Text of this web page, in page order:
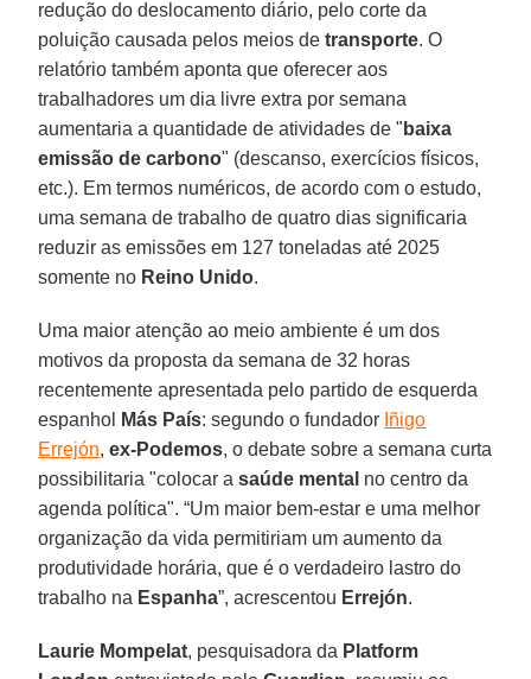
redução do deslocamento diário, pelo corte da
poluição causada pelos meios detransporte. O
relatório também aponta que oferecer aos
trabalhadores um dia livre extra por semana
aumentaria a quantidade de atividades de " baixa
emissão de carbono" (descanso, exercícios físicos,
etc.). Em termos numéricos, de acordo com o estudo,
uma semana de trabalho de quatro dias significaria
reduzir as emissões em 127 toneladas até 2025
somente no Reino Unido.
Uma maior atenção ao meio ambiente é um dos
motivos da proposta da semana de 32 horas
recentemente apresentada pelo partido de esquerda
espanhol
Más País: segundo o fundador Iñigo
Errejón,ex-Podemos, o debate sobre a semana curta
possibilitaria "colocar asaúde mental no centro da
agenda política". “Um maior bem-estar e uma melhor
organização da vida permitiriam um aumento da
produtividade horária, que é o verdadeiro lastro do
trabalho na Espanha”, acrescentou Errejón.
Laurie Mompelat, pesquisadora da Platform